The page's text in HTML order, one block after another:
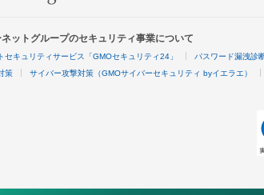
ットグループのセキュリティ事業について
セキュリティサービス「GMOセキュリティ24」 パスワード漏洩診
策 サイバー攻撃対策（GMOサイバーセキュリティ byイエラエ）